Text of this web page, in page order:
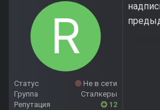
Статус
Не в сети
Группа
Сталкеры
Репутация
12